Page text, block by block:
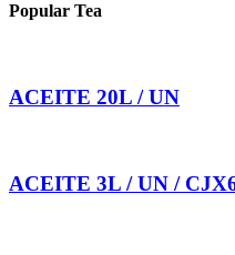
Popular Tea
ACEITE 20L / UN
ACEITE 3L / UN /